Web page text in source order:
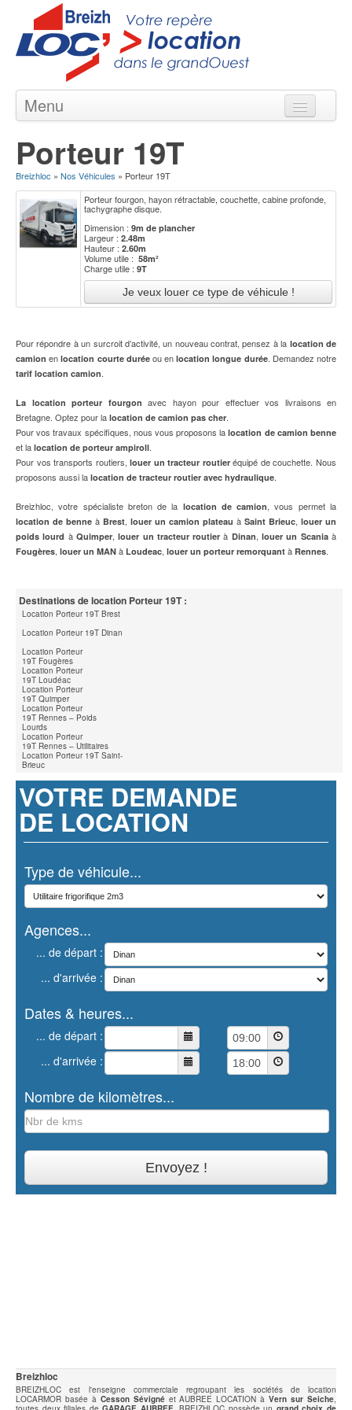
Menu
Nos Agences en Bretagne
Nos Véhicules
Nos Offres
Contact
Porteur 19T
Breizhloc » Nos Véhicules » Porteur 19T
Porteur fourgon, hayon rétractable, couchette, cabine profonde,
tachygraphe disque.
Dimension : 9m de plancher
Largeur : 2.48m
Hauteur : 2.60m
Volume utile : 58m²
Charge utile : 9T
Pour répondre à un surcroit d’activité, un nouveau contrat, pensez à la location de
camion enlocation courte duréeou enlocation longue durée. Demandez notre
tarif location camion.
La location porteur fourgon avec hayon pour effectuer vos livraisons en
Bretagne. Optez pour la location de camion pas cher.
Pour vos travaux spécifiques, nous vous proposons lalocation de camion benne
et la location de porteur ampiroll.
Pour vos transports routiers,louer un tracteur routieréquipé de couchette. Nous
proposons aussi la location de tracteur routier avec hydraulique.
Breizhloc, votre spécialiste breton de la location de camion, vous permet la
location de benne à Brest, louer un camion plateau à Saint Brieuc, louer un
poids lourd à Quimper,louer un tracteur routier à Dinan,louer un Scaniaà
Fougères, louer un MAN à Loudeac, louer un porteur remorquant à Rennes.
Destinations de location Porteur 19T :
Location Porteur 19T Brest
Location Porteur 19T Dinan
Location Porteur
19T Fougères
Location Porteur
19T Loudéac
Location Porteur
19T Quimper
Location Porteur
19T Rennes – Poids
Lourds
Location Porteur
19T Rennes – Utilitaires
Location Porteur 19T Saint-
Brieuc
VOTRE DEMANDE
DE LOCATION
Type de véhicule...
Agences...
... de départ :
... d'arrivée :
Dates & heures...
... de départ :
... d'arrivée :
Nombre de kilomètres...
Breizhloc
BREIZHLOC est l'enseigne commerciale regroupant les sociétés de location
LOCARMOR basée à Cesson Sévignéet AUBREE LOCATION àVern sur Seiche,